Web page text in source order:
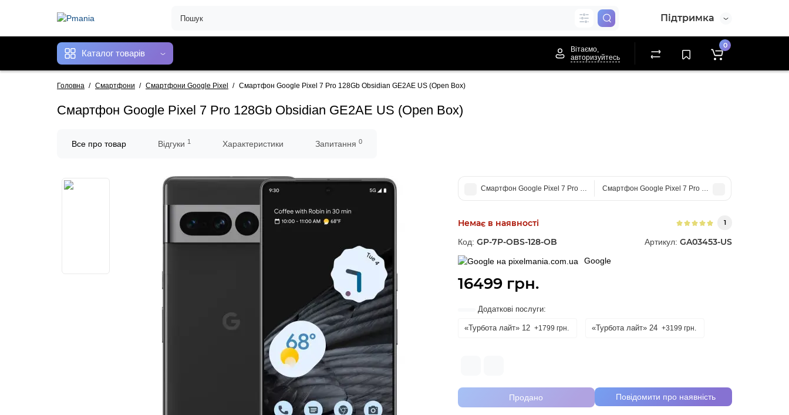
Підтримка
Каталог товарів
Вітаємо,
авторизуйтесь
0
Головна Смартфони Смартфони Google Pixel Смартфон Google Pixel 7 Pro 128Gb Obsidian GE2AE US (Open Box)
Смартфон Google Pixel 7 Pro 128Gb Obsidian GE2AE US (Open Box)
Все про товар Відгуки 1 Характеристики Запитання 0
Смартфон Google Pixel 7 Pro 128Gb Hazel GE2AE US (Open Box)
Смартфон Google Pixel 7 Pro 128Gb Snow GE2AE US
Немає в наявності 1
Код: GP-7P-OBS-128-OB Артикул: GA03453-US
Google
16499 грн.
Додаткові послуги:
«Турбота лайт» 12 +1799 грн. «Турбота лайт» 24 +3199 грн.
Продано Повідомити про наявність